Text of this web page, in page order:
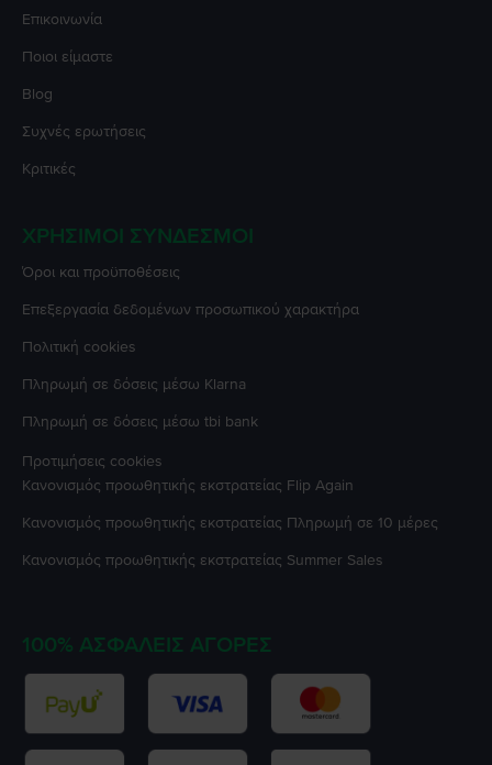
Επικοινωνία
Ποιοι είμαστε
Blog
Συχνές ερωτήσεις
Κριτικές
ΧΡΉΣΙΜΟΙ ΣΎΝΔΕΣΜΟΙ
Όροι και προϋποθέσεις
Επεξεργασία δεδομένων προσωπικού χαρακτήρα
Πολιτική cookies
Πληρωμή σε δόσεις μέσω Klarna
Πληρωμή σε δόσεις μέσω tbi bank
Προτιμήσεις cookies
Κανονισμός προωθητικής εκστρατείας Flip Again
Κανονισμός προωθητικής εκστρατείας Πληρωμή σε 10 μέρες
Κανονισμός προωθητικής εκστρατείας Summer Sales
100% ΑΣΦΑΛΕΊΣ ΑΓΟΡΈΣ